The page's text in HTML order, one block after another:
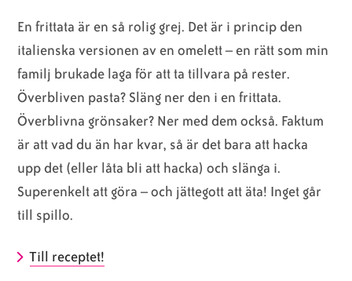
En frittata är en så rolig grej. Det är i princip den
italienska versionen av en omelett – en rätt som min
familj brukade laga för att ta tillvara på rester.
Överbliven pasta? Släng ner den i en frittata.
Överblivna grönsaker? Ner med dem också. Faktum
är att vad du än har kvar, så är det bara att hacka
upp det (eller låta bli att hacka) och slänga i.
Superenkelt att göra – och jättegott att äta! Inget går
till spillo.
Till receptet!